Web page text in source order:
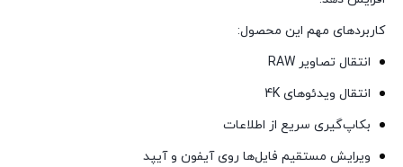
کاربردهای مهم این محصول:
انتقال تصاویر RAW
انتقال ویدئوهای 4K
بکاپ‌گیری سریع از اطلاعات
ویرایش مستقیم فایل‌ها روی آیفون و آیپد